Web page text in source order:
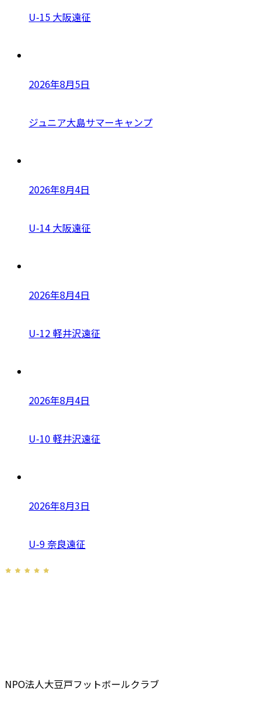
U-15 大阪遠征
2026年8月5日
ジュニア大島サマーキャンプ
2026年8月4日
U-14 大阪遠征
2026年8月4日
U-12 軽井沢遠征
2026年8月4日
U-10 軽井沢遠征
2026年8月3日
U-9 奈良遠征
NPO法人大豆戸フットボールクラブ